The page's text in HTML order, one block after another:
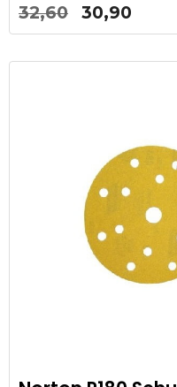
32,60
prijs
was:
30,90
prijs
is: